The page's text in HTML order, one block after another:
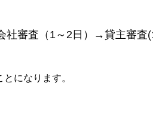
社審査（1～2日）→貸主審査
になります。